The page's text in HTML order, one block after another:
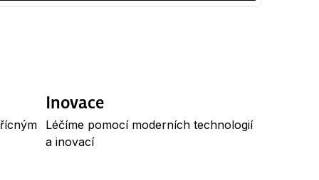
Inovace
Léčíme pomocí moderních technologií
a inovací